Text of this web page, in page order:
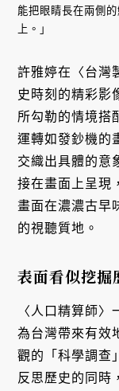
能把眼睛長在兩側
上。」
許雅婷在〈台灣
史時刻的精彩影
所勾勒的情境搭
運轉如發鈔機的
交織出具體的意
接在畫面上呈現
畫面在濃濃古早
的視聽質地。
表面看似挖
〈人口精算師
為台灣帶來有效
觀的「科學調查
反思歷史的同時